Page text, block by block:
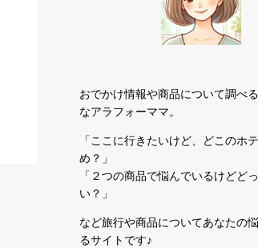
な
おでかけ情報や商品について調べ
なアラフォーママ。
「ここに行きたいけど、どこのホ
め？」
「２つの商品で悩んでいるけどど
い？」
など旅行や商品についてあなたの
るサイトです♪